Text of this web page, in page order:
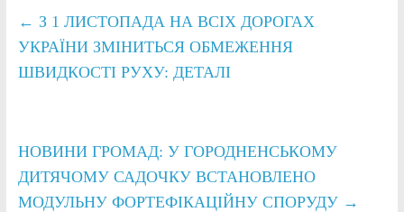
← З 1 ЛИСТОПАДА НА ВСІХ ДОРОГАХ
УКРАЇНИ ЗМІНИТЬСЯ ОБМЕЖЕННЯ
ШВИДКОСТІ РУХУ: ДЕТАЛІ
НОВИНИ ГРОМАД: У ГОРОДНЕНСЬКОМУ
ДИТЯЧОМУ САДОЧКУ ВСТАНОВЛЕНО
МОДУЛЬНУ ФОРТЕФІКАЦІЙНУ СПОРУДУ →